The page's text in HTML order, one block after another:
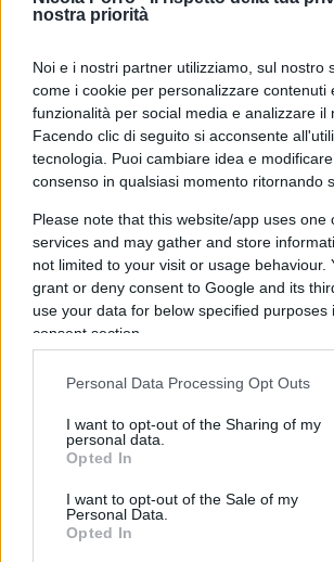
nostra priorità
Noi e i nostri partner utilizziamo, sul nostro
come i cookie per personalizzare contenuti
funzionalità per social media e analizzare il
Facendo clic di seguito si acconsente
tecnologia. Puoi cambiare idea e
consenso in qualsiasi momento ritornando
Please note that this website/app uses one
services and may gather and store
not limited to your visit or usage behaviour.
grant or deny consent to Google and its
use your data for below specified purposes
consent section.
Personal Data Processing Opt Outs
I want to opt-out of the Sharing of my
personal data.
Opted In
I want to opt-out of the Sale of my
Personal Data.
Opted In
dimostrato da“Qatar Papers”;
significherebbe boicottare un
violento, espansionista, misogino
radicale direbbero i perbenisti del
corretto. Significherebbe dare un
inequivocabile sul piano della
umani e per la libertà a livello
potenti biscazzieri del pallone, si
come al solito ai signorotti del
Addirittura Michel Platini, ex
che ha contribuito in maniera
all’assegnazione di questi
giugno scorso è stato arrestato
francesi per corruzione proprio per
qatariota.